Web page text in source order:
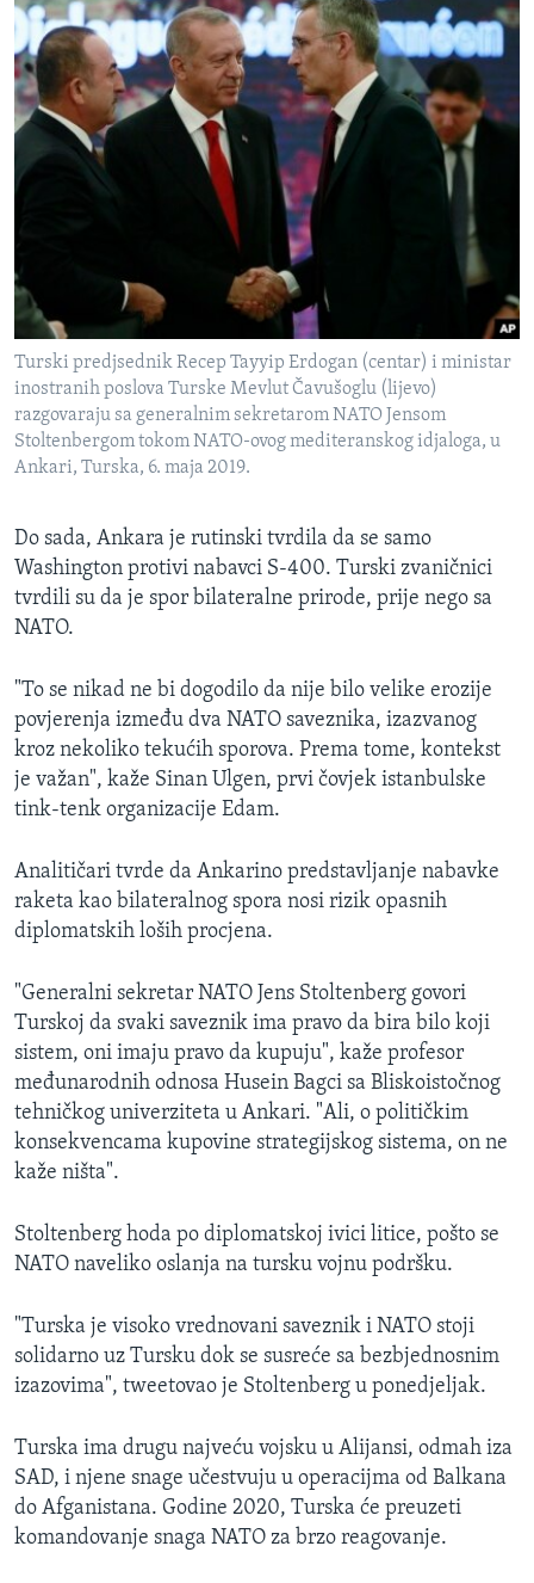
Turski predjsednik Recep Tayyip Erdogan (centar) i ministar
inostranih poslova Turske Mevlut Čavušoglu (lijevo)
razgovaraju sa generalnim sekretarom NATO Jensom
Stoltenbergom tokom NATO-ovog mediteranskog idjaloga, u
Ankari, Turska, 6. maja 2019.
Do sada, Ankara je rutinski tvrdila da se samo
Washington protivi nabavci S-400. Turski zvaničnici
tvrdili su da je spor bilateralne prirode, prije nego sa
NATO.
"To se nikad ne bi dogodilo da nije bilo velike erozije
povjerenja između dva NATO saveznika, izazvanog
kroz nekoliko tekućih sporova. Prema tome, kontekst
je važan", kaže Sinan Ulgen, prvi čovjek istanbulske
tink-tenk organizacije Edam.
Analitičari tvrde da Ankarino predstavljanje nabavke
raketa kao bilateralnog spora nosi rizik opasnih
diplomatskih loših procjena.
"Generalni sekretar NATO Jens Stoltenberg govori
Turskoj da svaki saveznik ima pravo da bira bilo koji
sistem, oni imaju pravo da kupuju", kaže profesor
međunarodnih odnosa Husein Bagci sa Bliskoistočnog
tehničkog univerziteta u Ankari. "Ali, o političkim
konsekvencama kupovine strategijskog sistema, on ne
kaže ništa".
Stoltenberg hoda po diplomatskoj ivici litice, pošto se
NATO naveliko oslanja na tursku vojnu podršku.
"Turska je visoko vrednovani saveznik i NATO stoji
solidarno uz Tursku dok se susreće sa bezbjednosnim
izazovima", tweetovao je Stoltenberg u ponedjeljak.
Turska ima drugu najveću vojsku u Alijansi, odmah iza
SAD, i njene snage učestvuju u operacijma od Balkana
do Afganistana. Godine 2020, Turska će preuzeti
komandovanje snaga NATO za brzo reagovanje.